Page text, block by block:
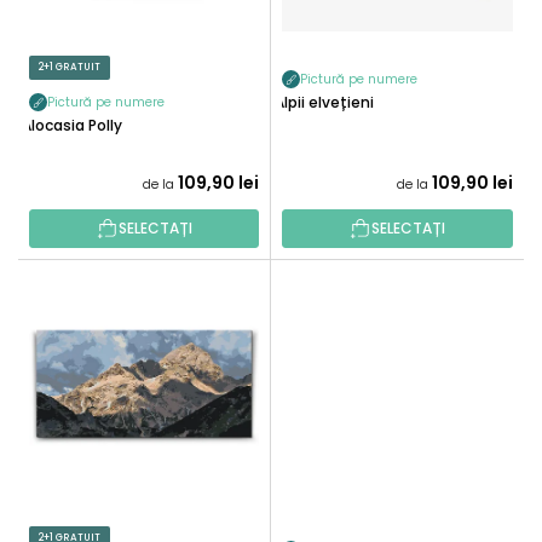
O
D
U
S
I
U
S
2+1 GRATUIT
Pictură pe numere
Alocasia Polly
de la 109,90 lei
SELECTAȚI
Pictură pe numere
Alpii elvețieni
de la 109,90 lei
SELECTAȚI
2+1 GRATUIT